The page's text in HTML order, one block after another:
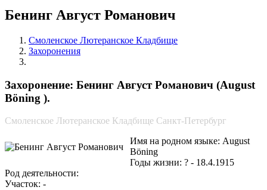
Бенинг Август Романович
Смоленское Лютеранское Кладбище
Захоронения
Захоронение: Бенинг Август Романович (August
Böning ).
Смоленское Лютеранское Кладбище Санкт-Петербург
Имя на родном языке: August
Böning
Годы жизни: ? - 18.4.1915
Род деятельности:
Участок: -